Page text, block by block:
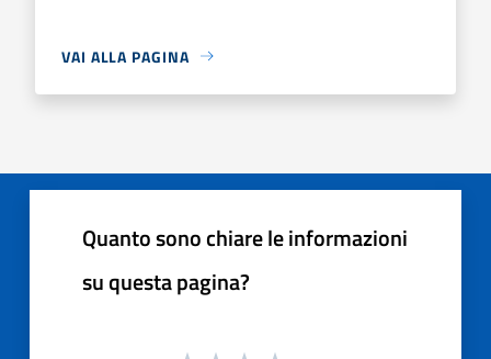
VAI ALLA PAGINA
Quanto sono chiare le informazioni
su questa pagina?